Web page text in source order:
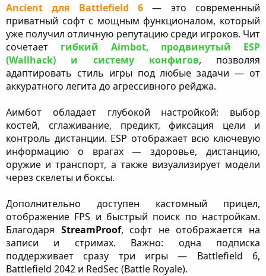
Ancient для Battlefield 6 — это современный
приватный софт с мощным функционалом, который
уже получил отличную репутацию среди игроков. Чит
сочетает гибкий Aimbot, продвинутый ESP
(Wallhack) и систему конфигов, позволяя
адаптировать стиль игры под любые задачи — от
аккуратного легита до агрессивного рейджа.
Аимбот обладает глубокой настройкой: выбор
костей, сглаживание, предикт, фиксация цели и
контроль дистанции. ESP отображает всю ключевую
информацию о врагах — здоровье, дистанцию,
оружие и транспорт, а также визуализирует модели
через скелеты и боксы.
Дополнительно доступен кастомный прицел,
отображение FPS и быстрый поиск по настройкам.
Благодаря StreamProof, софт не отображается на
записи и стримах. Важно: одна подписка
поддерживает сразу три игры — Battlefield 6,
Battlefield 2042 и RedSec (Battle Royale).